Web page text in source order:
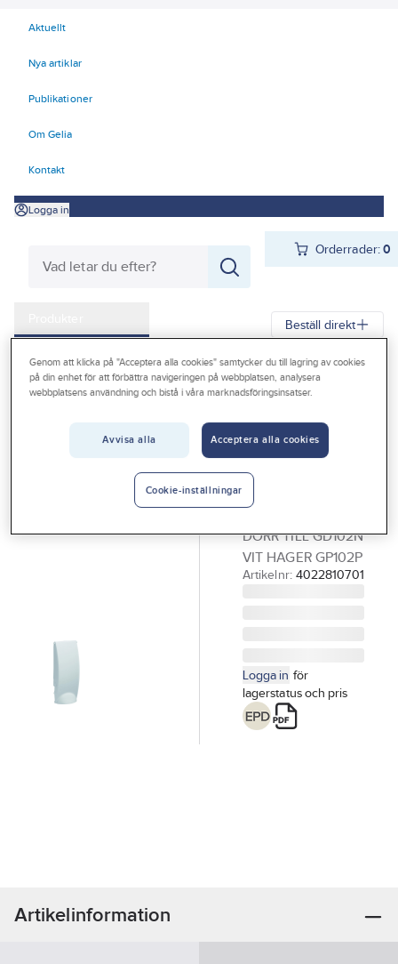
Aktuellt
Nya artiklar
Publikationer
Om Gelia
Kontakt
Logga in
Orderrader:0
Outlet
Beställ direkt
Gelia Produkter Gelia El
Centraler och säkringar
Normprodukter
Normkapslingar och tillbehör Dörrar
HAGER
Dörr till
vit, Hager
DÖRR TILL GD102N
VIT HAGER GP102P
Artikelnr: 4022810701
Logga in för
lagerstatus och pris
Artikelinformation
Genom att klicka på "Acceptera alla cookies" samtycker du till lagring av cookies
på din enhet för att förbättra navigeringen på webbplatsen, analysera
webbplatsens användning och bistå i våra marknadsföringsinsatser.
Avvisa alla Acceptera alla cookies
Cookie-inställningar